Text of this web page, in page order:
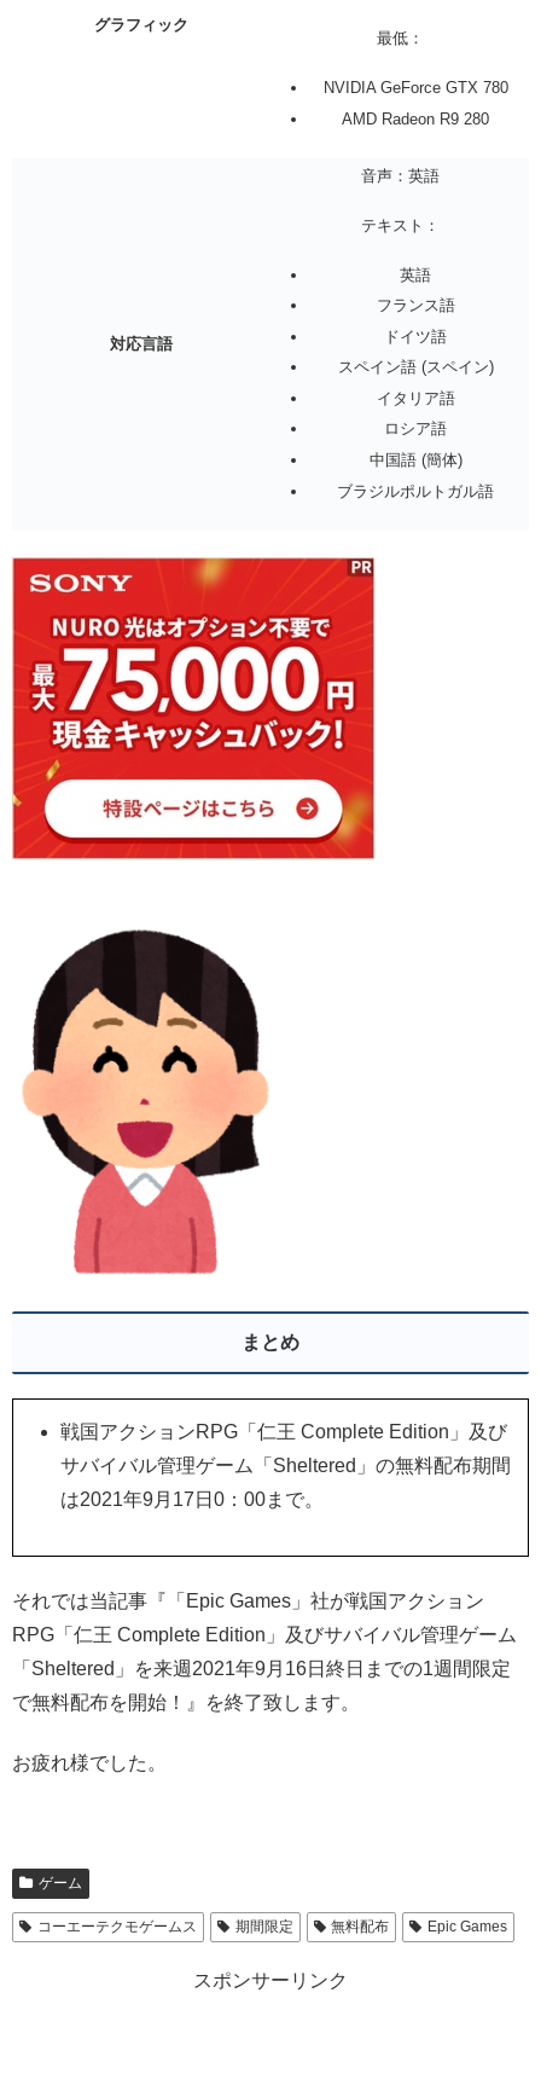
グラフィック
最低：
NVIDIA GeForce GTX 780
AMD Radeon R9 280
対応言語
音声：英語
テキスト：
英語
フランス語
ドイツ語
スペイン語 (スペイン)
イタリア語
ロシア語
中国語 (簡体)
ブラジルポルトガル語
まとめ
戦国アクションRPG「仁王 Complete Edition」及び
サバイバル管理ゲーム「Sheltered」の無料配布期間
は2021年9月17日0：00まで。
それでは当記事『「Epic Games」社が戦国アクション
RPG「仁王 Complete Edition」及びサバイバル管理ゲーム
「Sheltered」を来週2021年9月16日終日までの1週間限定
で無料配布を開始！』を終了致します。
お疲れ様でした。
ゲーム
コーエーテクモゲームス 期間限定 無料配布 Epic Games
スポンサーリンク